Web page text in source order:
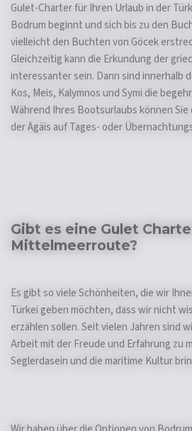
Gulet-Charter für Ihren Urlaub in der
Bodrum beginnt und sich bis zu den
vielleicht den Buchten von Göcek
Gleichzeitig kann die Erkundung der
interessanter sein. Dann sind innerhalb
Kos, Meis, Kalymnos und Symi die
Während Ihres Bootsurlaubs können
der Ägäis auf Tages- oder
Gibt es eine Gulet
Mittelmeerroute?
Es gibt so viele Schönheiten, die wir
Türkei geben möchten, dass wir nicht
erzählen sollen. Seit vielen Jahren sind
Arbeit mit der Freude und Erfahrung zu
Seglerdasein und die maritime Kultur